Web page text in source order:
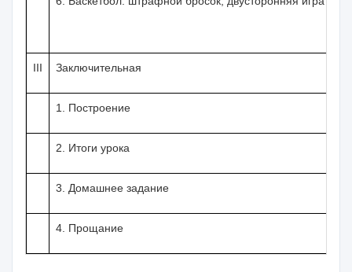
III Заключительная
1. Построение
2. Итоги урока
3. Домашнее задание
4. Прощание